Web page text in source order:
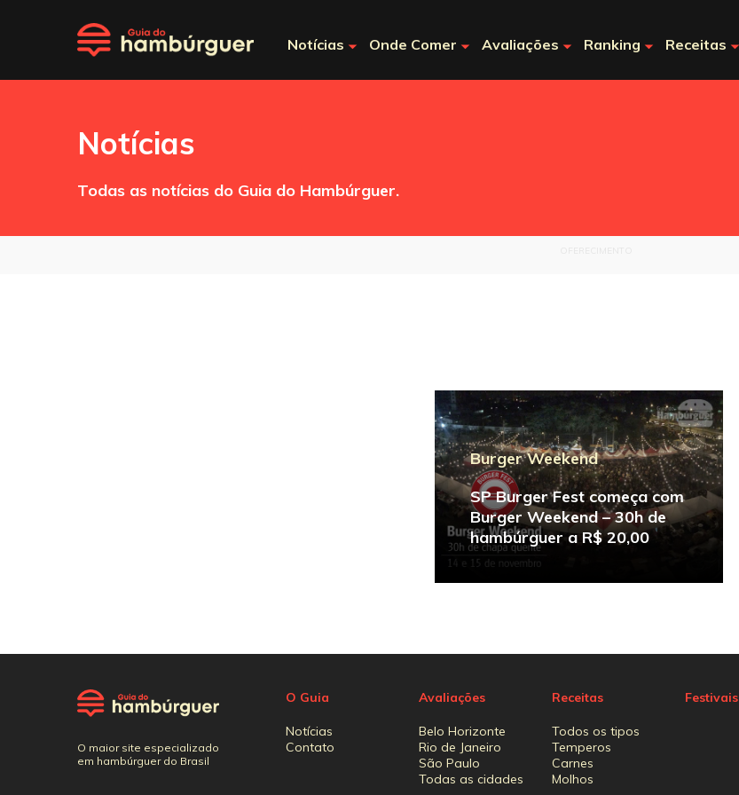
Notícias Onde Comer Avaliações Ranking Receitas
Notícias
Todas as notícias do Guia do Hambúrguer.
Burger Weekend
SP Burger Fest começa com
Burger Weekend – 30h de
hambúrguer a R$ 20,00
O maior site especializado
em hambúrguer do Brasil
O Guia
Notícias
Contato
Avaliações
Belo Horizonte
Rio de Janeiro
São Paulo
Todas as cidades
Receitas
Todos os tipos
Temperos
Carnes
Molhos
Festivais